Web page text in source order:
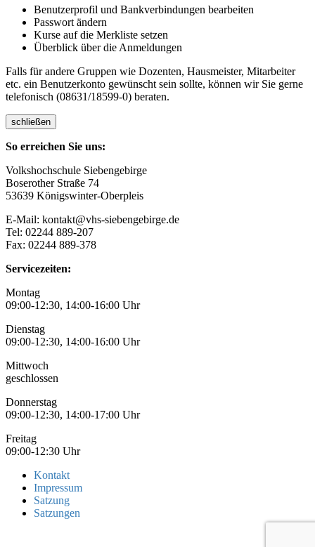
Benutzerprofil und Bankverbindungen bearbeiten
Passwort ändern
Kurse auf die Merkliste setzen
Überblick über die Anmeldungen
Falls für andere Gruppen wie Dozenten, Hausmeister, Mitarbeiter
etc. ein Benutzerkonto gewünscht sein sollte, können wir Sie gerne
telefonisch (08631/18599-0) beraten.
schließen
So erreichen Sie uns:
Volkshochschule Siebengebirge
Boserother Straße 74
53639 Königswinter-Oberpleis
E-Mail: kontakt@vhs-siebengebirge.de
Tel: 02244 889-207
Fax: 02244 889-378
Servicezeiten:
Montag
09:00-12:30, 14:00-16:00 Uhr
Dienstag
09:00-12:30, 14:00-16:00 Uhr
Mittwoch
geschlossen
Donnerstag
09:00-12:30, 14:00-17:00 Uhr
Freitag
09:00-12:30 Uhr
Kontakt
Impressum
Satzung
Satzungen